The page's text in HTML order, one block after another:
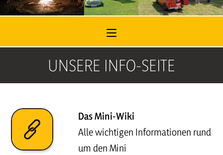
UNSERE INFO-SEITE
Das Mini-Wiki
Alle wichtigen Informationen rund
um den Mini